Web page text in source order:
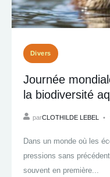
Divers
Journée
la biodiversité
parCLOTHILDE LEBEL
Dans un monde où les
pressions sans
souvent en première...